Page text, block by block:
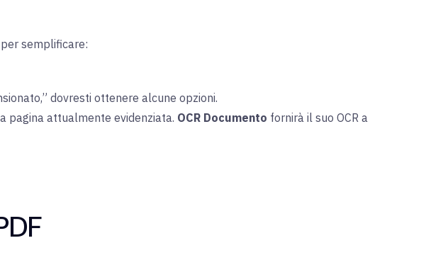
semplificare:
dovresti ottenere alcune opzioni.
pagina attualmente evidenziata. OCR Documento fornirà il suo OCR a